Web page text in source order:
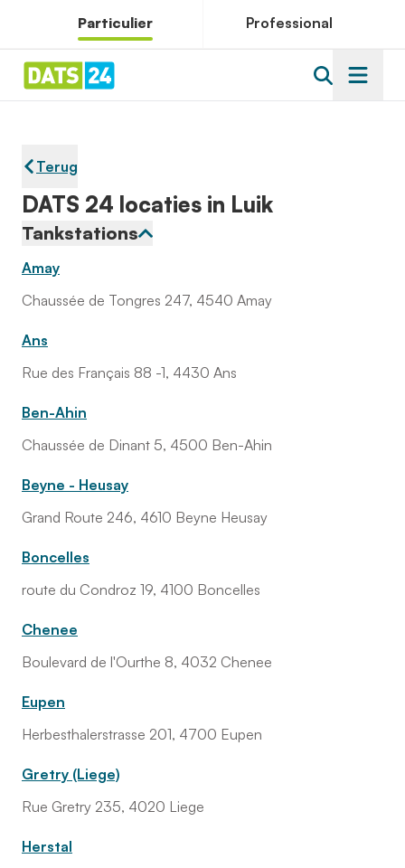
Particulier Professional
Terug
DATS 24 locaties in Luik
Tankstations
Amay
Chaussée de Tongres 247, 4540 Amay
Ans
Rue des Français 88 -1, 4430 Ans
Ben-Ahin
Chaussée de Dinant 5, 4500 Ben-Ahin
Beyne - Heusay
Grand Route 246, 4610 Beyne Heusay
Boncelles
route du Condroz 19, 4100 Boncelles
Chenee
Boulevard de l'Ourthe 8, 4032 Chenee
Eupen
Herbesthalerstrasse 201, 4700 Eupen
Gretry (Liege)
Rue Gretry 235, 4020 Liege
Herstal